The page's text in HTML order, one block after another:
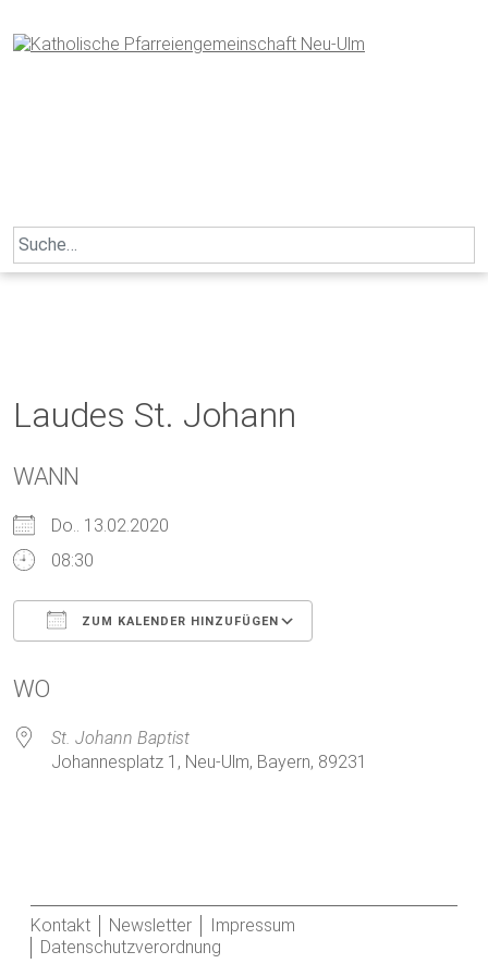
to
content
Search
for:
Laudes St. Johann
WANN
Do.. 13.02.2020
08:30
ZUM KALENDER HINZUFÜGEN
WO
St. Johann Baptist
Johannesplatz 1, Neu-Ulm, Bayern, 89231
Kontakt Newsletter
Impressum
Datenschutzverordnung